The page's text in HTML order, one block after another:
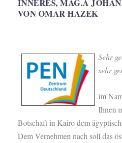
NNERES, MAG.A
ON OMAR HAZEK
Sehr
sehr
im
Ihnen
Botschaft in Kairo dem
Dem Vernehmen nach soll das